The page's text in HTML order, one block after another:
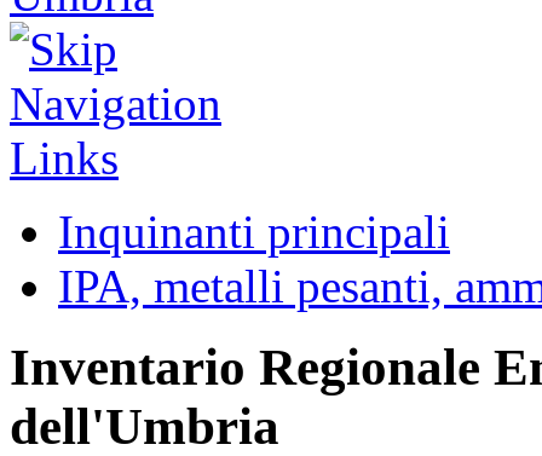
Inquinanti principali
IPA, metalli pesanti,
Inventario Regionale
dell'Umbria